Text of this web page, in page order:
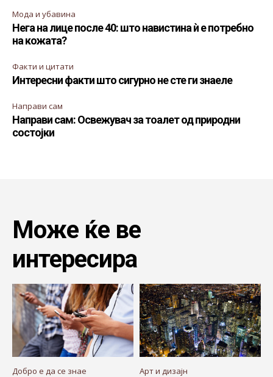
Мода и убавина
Нега на лице после 40: што навистина ѝ е потребно
на кожата?
Факти и цитати
Интересни факти што сигурно не сте ги знаеле
Направи сам
Направи сам: Освежувач за тоалет од природни
состојки
Може ќе ве
интересира
Добро е да се знае Арт и дизајн